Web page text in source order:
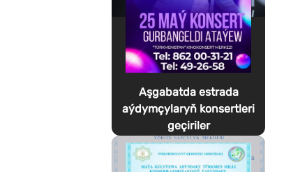
Aşgabatda estrada
aýdymçylaryň konsertleri
geçiriler